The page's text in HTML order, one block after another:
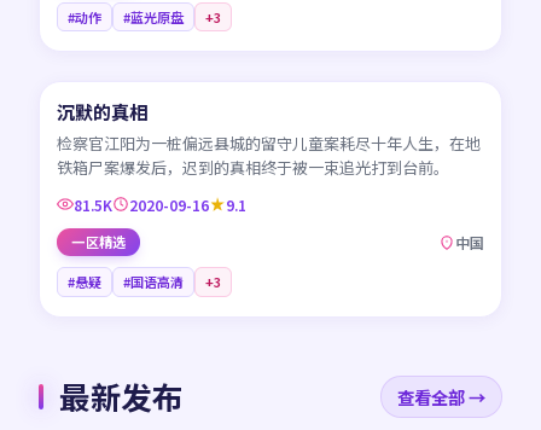
#动作 #蓝光原盘 +3
CN
沉默的真相
检察官江阳为一桩偏远县城的留守儿童案耗尽十年人生，在地
铁箱尸案爆发后，迟到的真相终于被一束追光打到台前。
81.5K 2020-09-16 9.1
一区精选 中国
#悬疑 #国语高清 +3
最新发布 查看全部 →
45:24